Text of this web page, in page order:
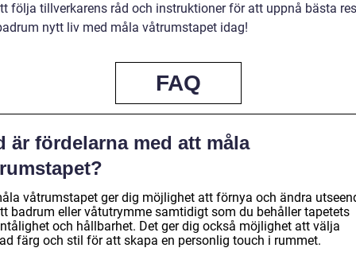
följa tillverkarens råd och instruktioner för att uppnå bästa
nytt liv med måla våtrumstapet idag!
FAQ
är fördelarna med att måla
våtrumstapet ger dig möjlighet att förnya och ändra
badrum eller våtutrymme samtidigt som du behåller tapetets
och hållbarhet. Det ger dig också möjlighet att välja
färg och stil för att skapa en personlig touch i rummet.